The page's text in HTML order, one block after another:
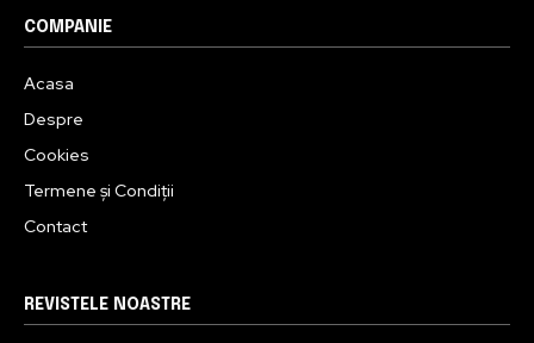
COMPANIE
Acasa
Despre
Cookies
Termene și Condiții
Contact
REVISTELE NOASTRE